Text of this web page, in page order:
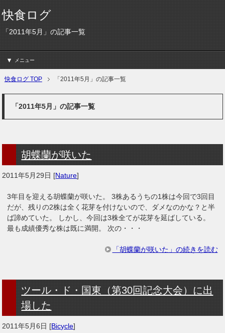
快食ログ
「2011年5月」の記事一覧
メニュー
快食ログ TOP 「2011年5月」の記事一覧
「2011年5月」の記事一覧
胡蝶蘭が咲いた
2011年5月29日 [Nature]
3年目を迎える胡蝶蘭が咲いた。 3株あるうちの1株は今回で3回目
だが、残りの2株は全く花芽を付けないので、ダメなのかな？と半
ば諦めていた。 しかし、今回は3株全てが花芽を延ばしている。
最も成績優秀な株は既に満開。 次の・・・
「胡蝶蘭が咲いた」の続きを読む
ツール・ド・国東（第30回記念大会）に出
場した
2011年5月6日 [Bicycle]